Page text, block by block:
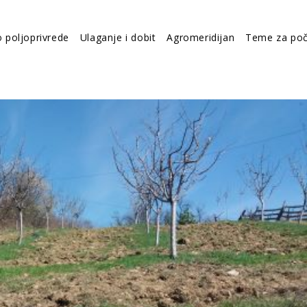
poljoprivrede Ulaganje i dobit Agromeridijan Teme za